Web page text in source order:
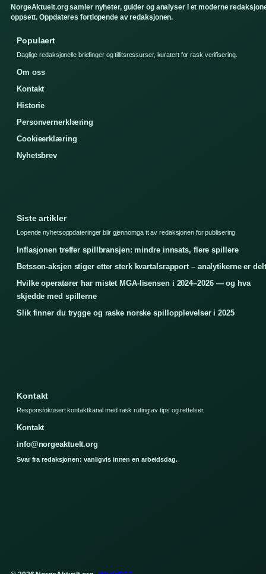
NorgeAktuelt.org samler nyheter, guider og analyser i et moderne
oppsett. Oppdateres fortlopende av redaksjonen.
Populaert
Daglige redaksjonelle briefinger og tillitsressurser, kuratert for rask verifisering.
Om oss
Kontakt
Historie
Personvernerklæring
Cookieerklæring
Nyhetsbrev
Siste artikler
Lopende nyhetsoppdateringer blir gjennomga tt av redaksjonen for publisering.
Inflasjonen treffer spillbransjen: mindre innsats, flere spillere
Betsson-aksjen stiger etter sterk kvartalsrapport – analytikerne er delt
Hvilke operatører har mistet MGA-lisensen i 2024–2026 — og hva
skjedde med spillerne
Slik finner du trygge og raske norske spillopplevelser i 2025
Kontakt
Responsfokusert kontaktkanal med rask ruting av tips og rettelser.
Kontakt
info@norgeaktuelt.org
Svar fra redaksjonen: vanligvis innen en arbeidsdag.